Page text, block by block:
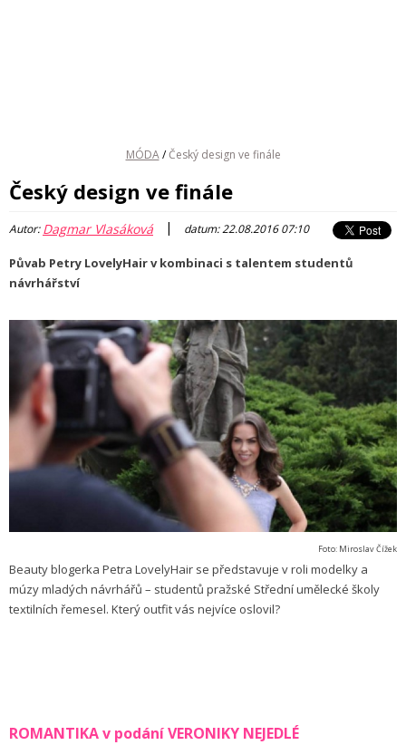
MÓDA / Český design ve finále
Český design ve finále
Autor:Dagmar Vlasáková | datum: 22.08.2016 07:10
Půvab Petry LovelyHair v kombinaci s talentem studentů
návrhářství
Foto: Miroslav Čížek
Beauty blogerka Petra LovelyHair se představuje v roli modelky a
múzy mladých návrhářů – studentů pražské Střední umělecké školy
textilních řemesel. Který outfit vás nejvíce oslovil?
ROMANTIKA v podání VERONIKY NEJEDLÉ